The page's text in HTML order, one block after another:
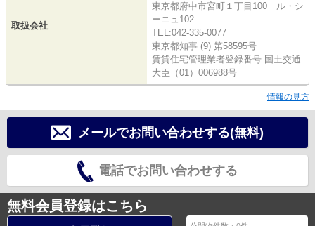
取扱会社
東京都府中市宮町１丁目100 ル・シ
ーニュ102
TEL:042-335-0077
東京都知事 (9) 第58595号
賃貸住宅管理業者登録番号 国土交通
大臣（01）006988号
情報の見方
メールでお問い合わせする(無料)
電話でお問い合わせする
無料会員登録はこちら